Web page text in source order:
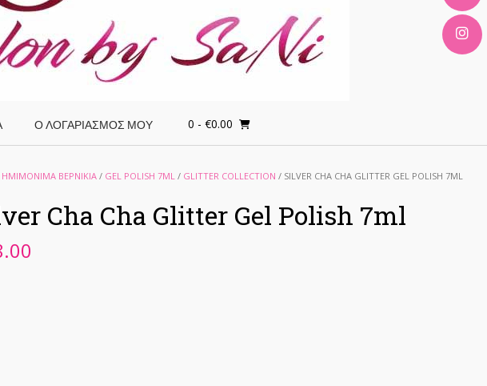
Ο ΛΟΓΑΡΙΑΣΜΌΣ ΜΟΥ 0 - €0.00
ΗΜΙΜΟΝΙΜΑ ΒΕΡΝΙΚΙΑ / GEL POLISH 7ML / GLITTER COLLECTION / SILVER CHA CHA GLITTER GEL POLISH 7ML
Cha Cha Glitter Gel Polish 7ml